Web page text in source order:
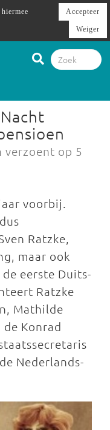
verzoent op 5
voorbij.
Ratzke,
maar ook
eerste Duits-
Ratzke
Mathilde
Konrad
Nederlands-
Accepteer
Weiger